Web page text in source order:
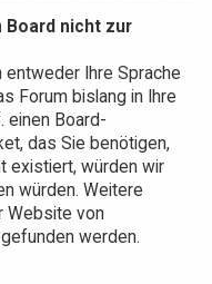
Board nicht zur
Ihre Sprache
Forum bislang in Ihre
einen Board-
das Sie benötigen,
existiert, würden wir
würden. Weitere
Website von
gefunden werden.